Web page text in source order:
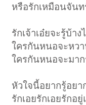
หรือรักเหมือนจัน
รักเจ้าเอ๋ยจะรู้บ้า
ใครกันหนอจะหว
ใครกันหนอจะมา
หัวใจนี้อยากรู้อยา
รักเอยรักเอยรักอ